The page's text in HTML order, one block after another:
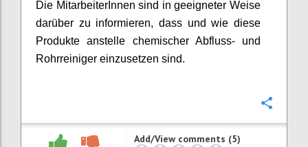
Die MitarbeiterInnen sind in geeigneter Weise
darüber zu informieren, dass und wie diese
Produkte anstelle chemischer Abfluss- und
Rohrreiniger einzusetzen sind.
Add/View comments (5)